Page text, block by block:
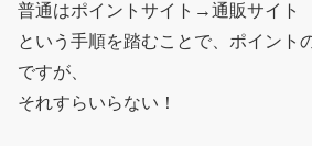
普通はポイントサイト→通販サイト
という手順を踏むことで、ポイント
ですが、
それすらいらない！